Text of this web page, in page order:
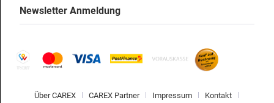
Newsletter Anmeldung
Über CAREX CAREX Partner Impressum Kontakt